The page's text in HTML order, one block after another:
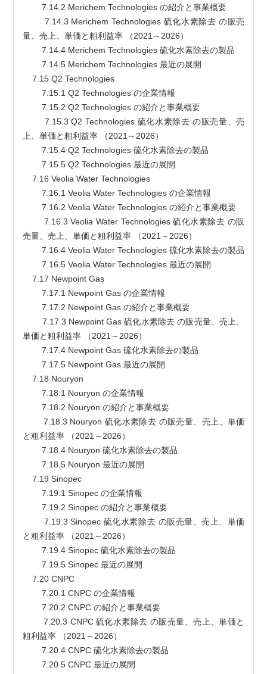
        7.14.2 Merichem Technologies の紹介と事業概要
量、売上、単価と粗利益率 （2021～2026）
        7.14.4 Merichem Technologies 硫化水素除去の製品
        7.14.5 Merichem Technologies 最近の展開
    7.15 Q2 Technologies
        7.15.1 Q2 Technologies の企業情報
        7.15.2 Q2 Technologies の紹介と事業概要
上、単価と粗利益率 （2021～2026）
        7.15.4 Q2 Technologies 硫化水素除去の製品
        7.15.5 Q2 Technologies 最近の展開
    7.16 Veolia Water Technologies
        7.16.1 Veolia Water Technologies の企業情報
        7.16.2 Veolia Water Technologies の紹介と事業概要
売量、売上、単価と粗利益率 （2021～2026）
        7.16.4 Veolia Water Technologies 硫化水素除去の製品
        7.16.5 Veolia Water Technologies 最近の展開
    7.17 Newpoint Gas
        7.17.1 Newpoint Gas の企業情報
        7.17.2 Newpoint Gas の紹介と事業概要
単価と粗利益率 （2021～2026）
        7.17.4 Newpoint Gas 硫化水素除去の製品
        7.17.5 Newpoint Gas 最近の展開
    7.18 Nouryon
        7.18.1 Nouryon の企業情報
        7.18.2 Nouryon の紹介と事業概要
と粗利益率 （2021～2026）
        7.18.4 Nouryon 硫化水素除去の製品
        7.18.5 Nouryon 最近の展開
    7.19 Sinopec
        7.19.1 Sinopec の企業情報
        7.19.2 Sinopec の紹介と事業概要
と粗利益率 （2021～2026）
        7.19.4 Sinopec 硫化水素除去の製品
        7.19.5 Sinopec 最近の展開
    7.20 CNPC
        7.20.1 CNPC の企業情報
        7.20.2 CNPC の紹介と事業概要
        7.20.3 CNPC 硫化水素除去 の販売量、売上、単価と
粗利益率 （2021～2026）
        7.20.4 CNPC 硫化水素除去の製品
        7.20.5 CNPC 最近の展開